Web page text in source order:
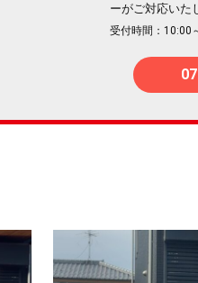
ーがご対応いた
受付時間：10:00